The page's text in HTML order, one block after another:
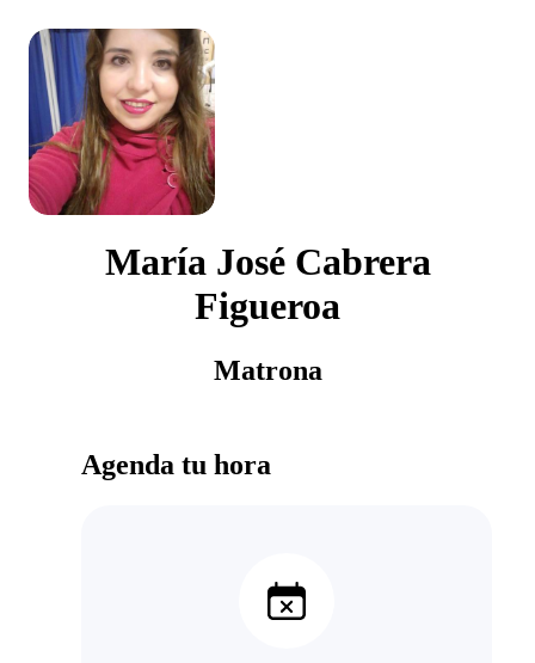
María José Cabrera
Figueroa
Matrona
Agenda tu hora